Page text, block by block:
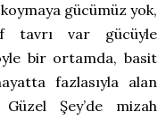
gücümüz yok,
tavrı var gücüyle
bir ortamda, basit
fazlasıyla alan
Güzel Şey’de mizah